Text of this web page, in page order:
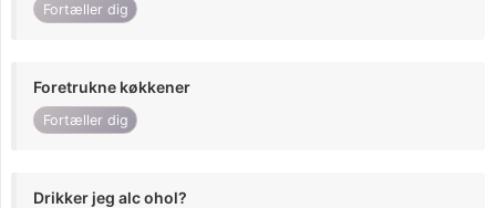
Fortæller dig
Foretrukne køkkener
Fortæller dig
Drikker jeg alc ohol?